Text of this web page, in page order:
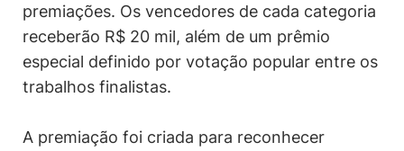
premiações. Os vencedores de cada categoria
receberão R$ 20 mil, além de um prêmio
especial definido por votação popular entre os
trabalhos finalistas.
A premiação foi criada para reconhecer